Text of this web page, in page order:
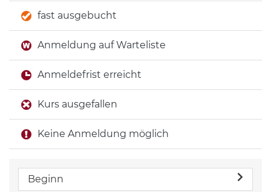
fast ausgebucht
Anmeldung auf Warteliste
Anmeldefrist erreicht
Kurs ausgefallen
Keine Anmeldung möglich
Beginn